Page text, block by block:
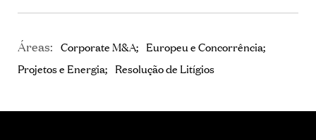
Áreas: Corporate M&A
Europeu e Concorrência
Projetos e Energia
Resolução de Litígios